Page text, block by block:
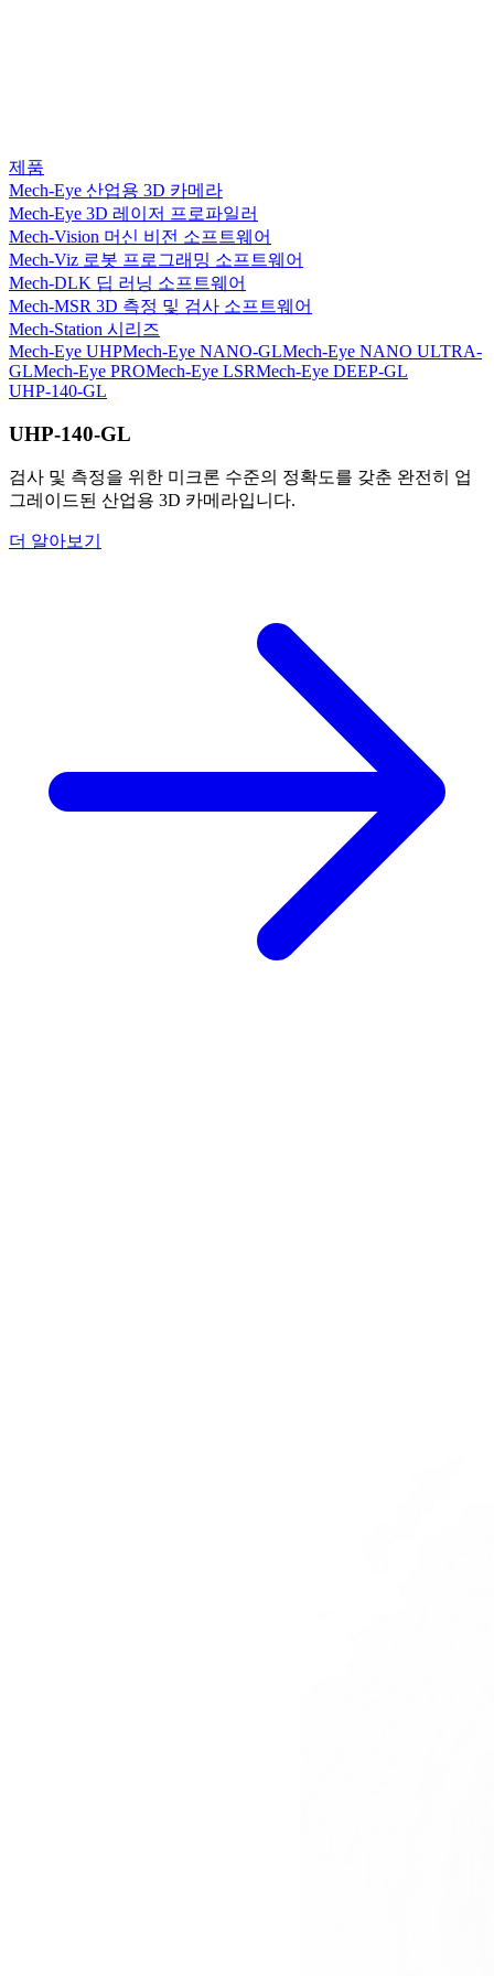
제품
Mech-Eye 산업용 3D 카메라
Mech-Eye 3D 레이저 프로파일러
Mech-Vision 머신 비전 소프트웨어
Mech-Viz 로봇 프로그래밍 소프트웨어
Mech-DLK 딥 러닝 소프트웨어
Mech-MSR 3D 측정 및 검사 소프트웨어
Mech-Station 시리즈
Mech-Eye UHPMech-Eye NANO-GLMech-Eye NANO ULTRA-
GLMech-Eye PROMech-Eye LSRMech-Eye DEEP-GL
UHP-140-GL
UHP-140-GL
검사 및 측정을 위한 미크론 수준의 정확도를 갖춘 완전히 업
그레이드된 산업용 3D 카메라입니다.
더 알아보기